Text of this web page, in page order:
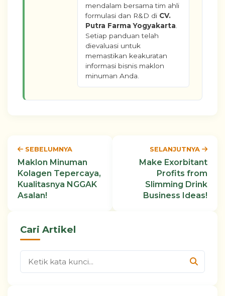
mendalam bersama tim ahli
formulasi dan R&D di CV.
Putra Farma Yogyakarta
Setiap panduan telah
dievaluasi untuk
memastikan keakuratan
informasi bisnis maklon
minuman Anda.
SEBELUMNYA
Maklon Minuman
Kolagen Tepercaya,
Kualitasnya NGGAK
Asalan!
SELANJUTNYA
Make Exorbitant
Profits from
Slimming Drink
Business Ideas!
Cari Artikel